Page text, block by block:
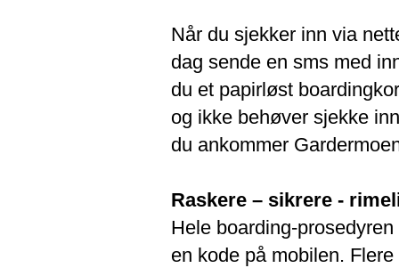
Når du sjekker inn via
dag sende en sms med
du et papirløst
og ikke behøver sjekke
du ankommer
Raskere – sikrere -
Hele boarding-
en kode på mobilen.